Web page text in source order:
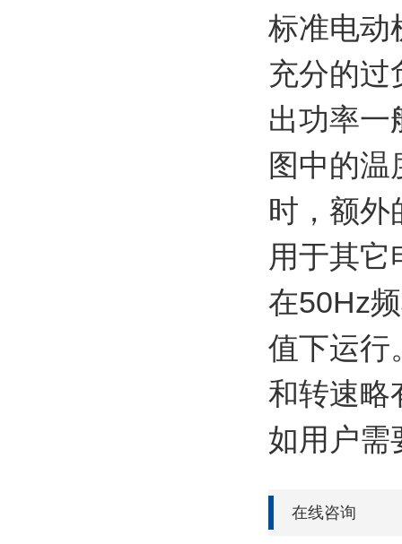
标准电动
充分的过
出功率一
图中的
时，额外
用于其它
在50Hz
值下运行
和转速略
如用户需
在线咨询